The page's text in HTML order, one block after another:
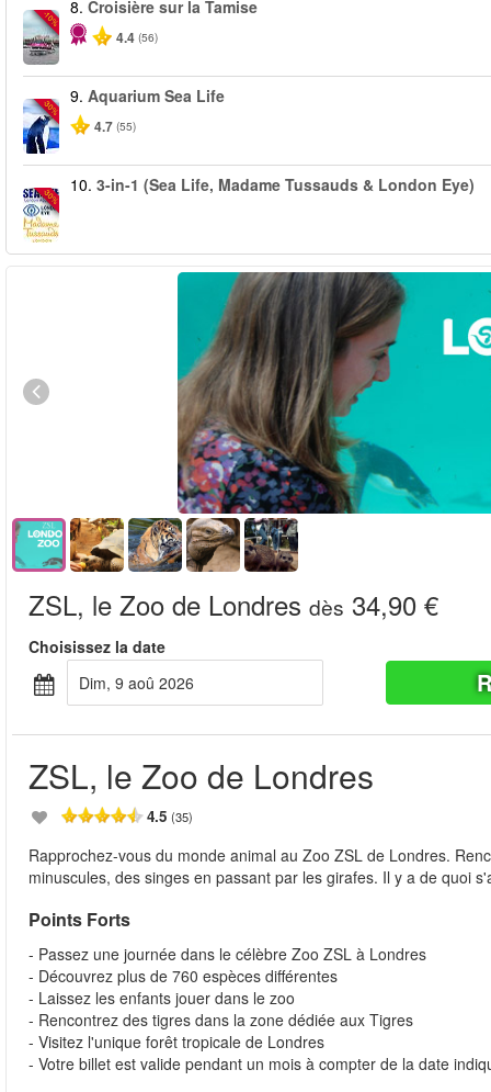
-10%
8. Croisière sur la Tamise
4.4 (56)
-30%
9. Aquarium Sea Life
4.7 (55)
-30%
10. 3-in-1 (Sea Life, Madame Tussauds & London Eye)
ZSL, le Zoo de Londres dès 34,90 €
Choisissez la date
dim, 9 aoû 2026
ZSL, le Zoo de Londres
4.5 (35)
Rapprochez-vous du monde animal au Zoo ZSL de Londres.
minuscules, des singes en passant par les girafes. Il y a de quoi
Points Forts
- Passez une journée dans le célèbre Zoo ZSL à Londres
- Découvrez plus de 760 espèces différentes
- Laissez les enfants jouer dans le zoo
- Rencontrez des tigres dans la zone dédiée aux Tigres
- Visitez l'unique forêt tropicale de Londres
- Votre billet est valide pendant un mois à compter de la date